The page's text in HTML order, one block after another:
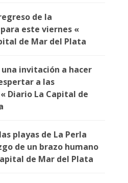
de la
este viernes «
de Mar del Plata
invitación a hacer
a las
Diario La Capital de
playas de La Perla
de un brazo humano
de Mar del Plata